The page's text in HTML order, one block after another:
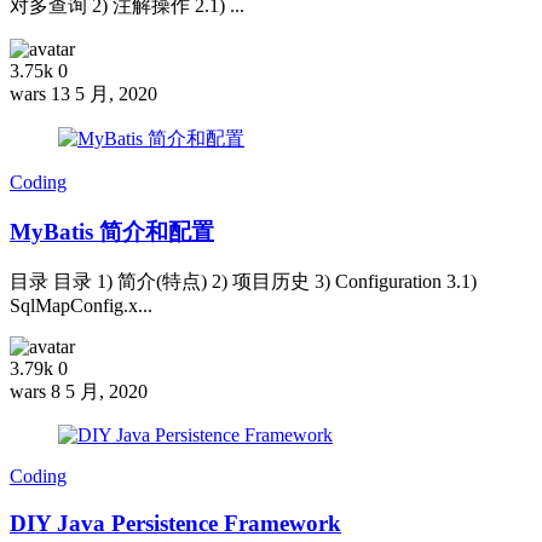
对多查询 2) 注解操作 2.1) ...
3.75k 0
wars 13 5 月, 2020
Coding
MyBatis 简介和配置
目录 目录 1) 简介(特点) 2) 项目历史 3) Configuration 3.1)
SqlMapConfig.x...
3.79k 0
wars 8 5 月, 2020
Coding
DIY Java Persistence Framework